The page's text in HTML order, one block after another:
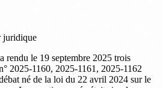
juridique
rendu le 19 septembre 2025 trois
2025-1160, 2025-1161, 2025-1162
né de la loi du 22 avril 2024 sur le